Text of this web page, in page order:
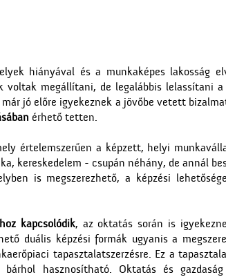
hiányával és a munkaképes lakosság
voltak megállítani, de legalábbis lelassítani
jó előre igyekeznek a jövőbe vetett
érhető tetten.
értelemszerűen a képzett, helyi
kereskedelem - csupán néhány, de annál
is megszerezhető, a képzési
kapcsolódik, az oktatás során is
duális képzési formák ugyanis a
tapasztalatszerzésre. Ez a
hasznosítható. Oktatás és